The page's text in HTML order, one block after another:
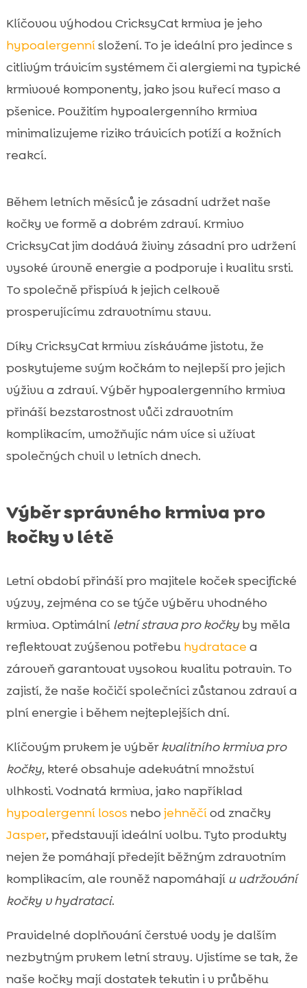
Klíčovou výhodou CricksyCat krmiva je jeho
hypoalergennísložení. To je ideální pro jedince s
citlivým trávicím systémem či alergiemi na typické
krmivové komponenty, jako jsou kuřecí maso a
pšenice. Použitím hypoalergenního krmiva
minimalizujeme riziko trávicích potíží a kožních
reakcí.
Během letních měsíců je zásadní udržet naše
kočky ve formě a dobrém zdraví. Krmivo
CricksyCat jim dodává živiny zásadní pro udržení
vysoké úrovně energie a podporuje i kvalitu srsti.
To společně přispívá k jejich celkově
prosperujícímu zdravotnímu stavu.
Díky CricksyCat krmivu získáváme jistotu, že
poskytujeme svým kočkám to nejlepší pro jejich
výživu a zdraví. Výběr hypoalergenního krmiva
přináší bezstarostnost vůči zdravotním
komplikacím, umožňujíc nám více si užívat
společných chvil v letních dnech.
Výběr správného krmiva pro
kočky v létě
Letní období přináší pro majitele koček specifické
výzvy, zejména co se týče výběru vhodného
krmiva. Optimální letní strava pro kočkyby měla
reflektovat zvýšenou potřebu hydratace a
zároveň garantovat vysokou kvalitu potravin. To
zajistí, že naše kočičí společníci zůstanou zdraví a
plní energie i během nejteplejších dní.
Klíčovým prvkem je výběrkvalitního krmiva pro
kočky, které obsahuje adekvátní množství
vlhkosti. Vodnatá krmiva, jako například
hypoalergenní losos nebo jehněčíod značky
Jasper, představují ideální volbu. Tyto produkty
nejen že pomáhají předejít běžným zdravotním
komplikacím, ale rovněž napomáhají u udržování
kočky v hydrataci.
Pravidelné doplňování čerstvé vody je dalším
nezbytným prvkem letní stravy. Ujistíme se tak, že
naše kočky mají dostatek tekutin i v průběhu